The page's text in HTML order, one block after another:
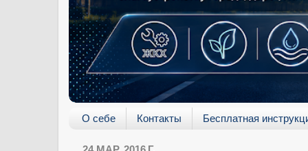
О себе Контакты Бесплатная